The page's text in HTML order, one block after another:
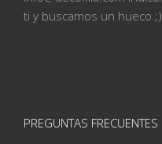
ti y buscamos un hueco ;)
PREGUNTAS FRECUENTES